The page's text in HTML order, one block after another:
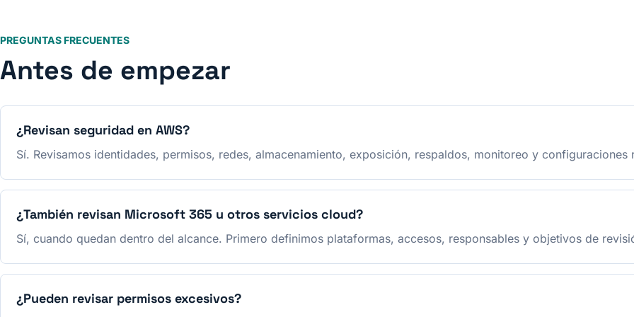
PREGUNTAS FRECUENTES
Antes de empezar
¿Revisan seguridad en AWS?
Sí. Revisamos identidades, permisos, redes, almacenamiento, exposición, respaldos, monitoreo y configuraciones
¿También revisan Microsoft 365 u otros servicios cloud?
Sí, cuando quedan dentro del alcance. Primero definimos plataformas, accesos, responsables y objetivos de
¿Pueden revisar permisos excesivos?